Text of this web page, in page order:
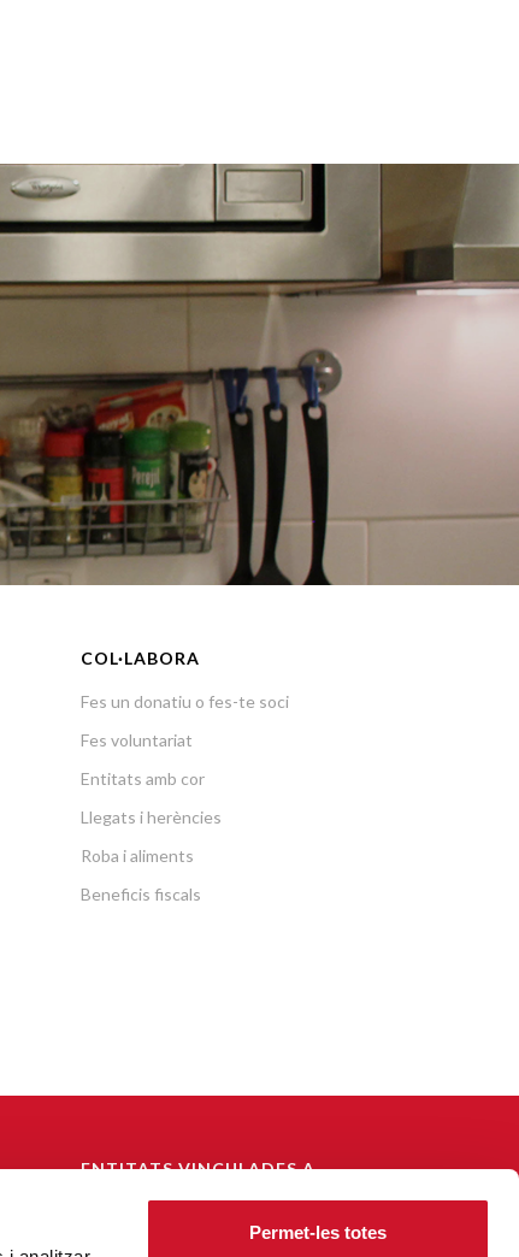
Permet-les totes
COL·LABORA
Fes un donatiu o fes-te soci
Fes voluntariat
Entitats amb cor
Llegats i herències
Roba i aliments
Beneficis fiscals
ENTITATS VINCULADES A